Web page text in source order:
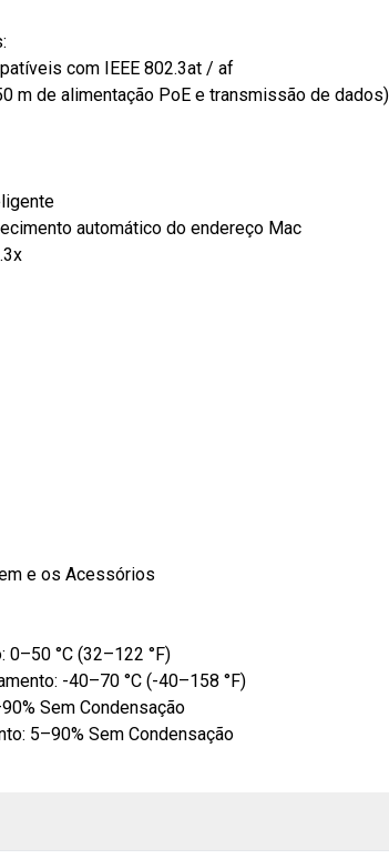
com IEEE 802.3at / af
m de alimentação PoE e transmissão de dados)
automático do endereço Mac
e os Acessórios
0–50 °C (32–122 °F)
-40–70 °C (-40–158 °F)
Sem Condensação
5–90% Sem Condensação